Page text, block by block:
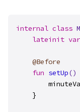
internal class
lateinit var
@Before
fun setUp()
    }